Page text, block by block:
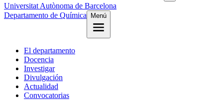
Universitat Autònoma de Barcelona
Departamento de Química
Menú
El departamento
Docencia
Investigar
Divulgación
Actualidad
Convocatorias